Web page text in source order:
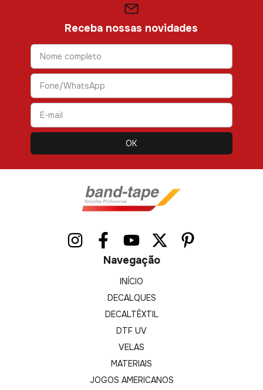
Receba nossas novidades
Navegação
INÍCIO
DECALQUES
DECALTÊXTIL
DTF UV
VELAS
MATERIAIS
JOGOS AMERICANOS